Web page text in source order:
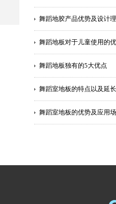
舞蹈地胶产品优势及设计
舞蹈地板对于儿童使用的
舞蹈地板独有的5大优点
舞蹈室地板的特点以及延
舞蹈室地板的优势及应用